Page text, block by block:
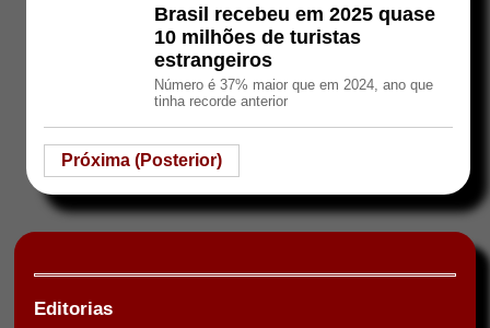
Brasil recebeu em 2025 quase
10 milhões de turistas
estrangeiros
Número é 37% maior que em 2024, ano que
tinha recorde anterior
Próxima (Posterior)
Editorias